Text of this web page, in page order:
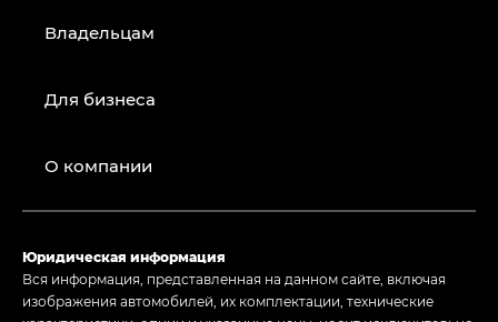
Владельцам
Для бизнеса
О компании
Юридическая информация
Вся информация, представленная на данном сайте, включая
изображения автомобилей, их комплектации, технические